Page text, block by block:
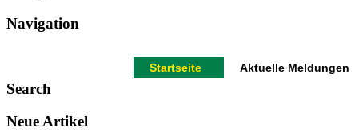
Navigation
Startseite Aktuelle Meldungen
Search
Neue Artikel